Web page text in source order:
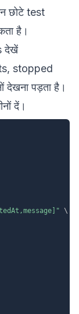
छोटे test
है।
देखें
stopped
पड़ता है।
दें।
\